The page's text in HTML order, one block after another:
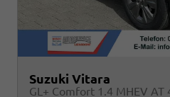
Suzuki Vitara